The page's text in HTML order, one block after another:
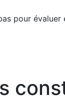
pour évaluer